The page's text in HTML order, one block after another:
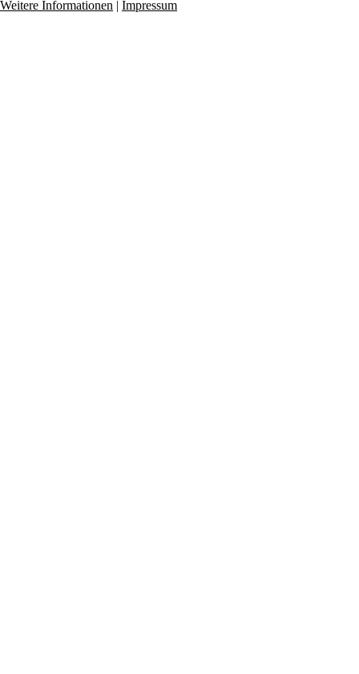
Weitere Informationen | Impressum